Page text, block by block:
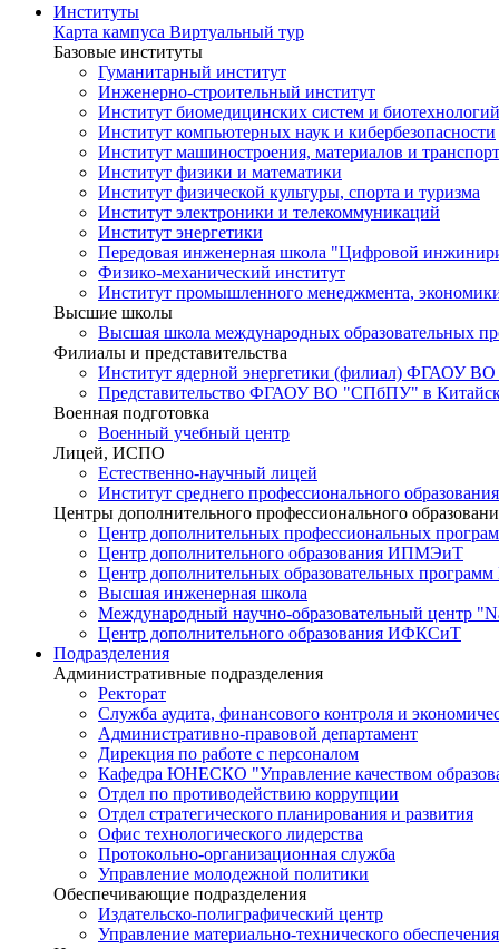
Институты
Карта кампуса Виртуальный тур
Базовые институты
Гуманитарный институт
Инженерно-строительный институт
Институт биомедицинских систем и биотехнологий
Институт компьютерных наук и кибербезопасности
Институт машиностроения, материалов и
Институт физики и математики
Институт физической культуры, спорта и туризма
Институт электроники и телекоммуникаций
Институт энергетики
Передовая инженерная школа "Цифровой
Физико-механический институт
Институт промышленного менеджмента,
Высшие школы
Высшая школа международных образовательных
Филиалы и представительства
Институт ядерной энергетики (филиал) ФГАОУ
Представительство ФГАОУ ВО "СПбПУ" в
Военная подготовка
Военный учебный центр
Лицей, ИСПО
Естественно-научный лицей
Институт среднего профессионального образования
Центры дополнительного профессионального
Центр дополнительных профессиональных
Центр дополнительного образования ИПМЭиТ
Центр дополнительных образовательных
Высшая инженерная школа
Международный научно-образовательный центр
Центр дополнительного образования ИФКСиТ
Подразделения
Административные подразделения
Ректорат
Служба аудита, финансового контроля и
Административно-правовой департамент
Дирекция по работе с персоналом
Кафедра ЮНЕСКО "Управление качеством
Отдел по противодействию коррупции
Отдел стратегического планирования и развития
Офис технологического лидерства
Протокольно-организационная служба
Управление молодежной политики
Обеспечивающие подразделения
Издательско-полиграфический центр
Управление материально-технического обеспечения